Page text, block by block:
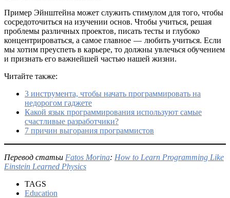
Пример Эйнштейна может служить стимулом для того, чтобы
сосредоточиться на изучении основ. Чтобы учиться, решая
проблемы различных проектов, писать тесты и глубоко
концентрироваться, а самое главное — любить учиться. Если
мы хотим преуспеть в карьере, то должны увлечься обучением
и признать его важнейшей частью нашей жизни.
Читайте также:
3 инструмента, чтобы начать программировать на
недорогом гаджете
Какой язык программирования используют самые
счастливые разработчики?
7 причин выгорания программистов
Перевод статьи Fatos Morina: How to Learn Programming Like
Einstein Learned Physics
TAGS
Education